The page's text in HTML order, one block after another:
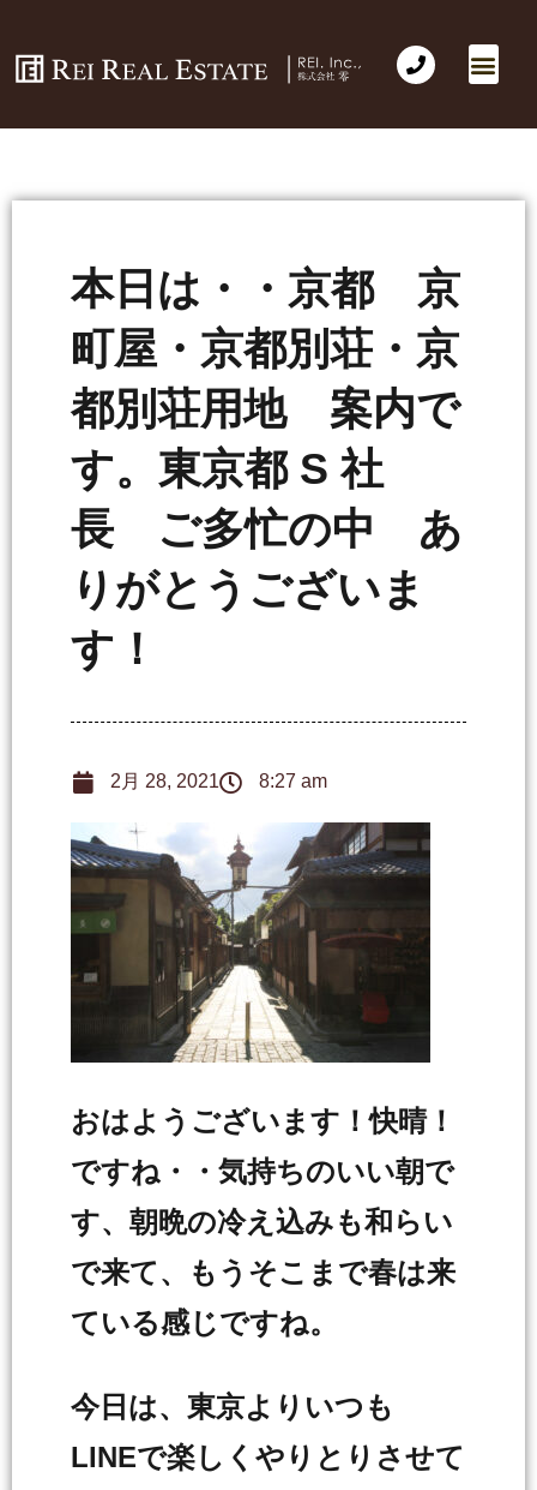
本日は・・京都 京
町屋・京都別荘・京
都別荘用地 案内で
す。東京都 S 社
長 ご多忙の中 あ
りがとうございま
す！
2月 28, 2021 8:27 am
おはようございます！快晴！
ですね・・気持ちのいい朝で
す、朝晩の冷え込みも和らい
で来て、もうそこまで春は来
ている感じですね。
今日は、東京よりいつも
LINEで楽しくやりとりさせて